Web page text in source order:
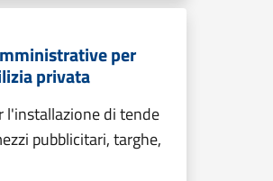
per
privata
l'installazione di tende
pubblicitari, targhe,